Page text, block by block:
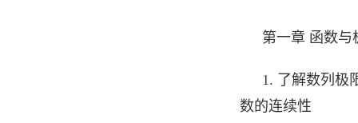
第一章 函数与
1. 了解数列极
数的连续性